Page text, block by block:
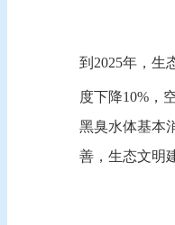
到2025年，生
度下降10%，
黑臭水体基本
善，生态文明